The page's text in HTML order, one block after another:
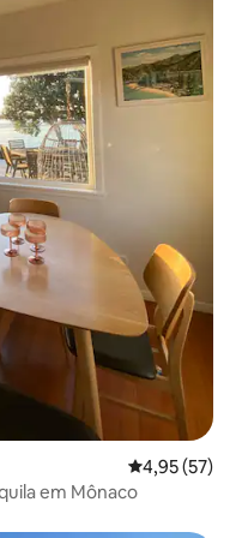
4,95 de uma
4,95 (57)
em Mônaco